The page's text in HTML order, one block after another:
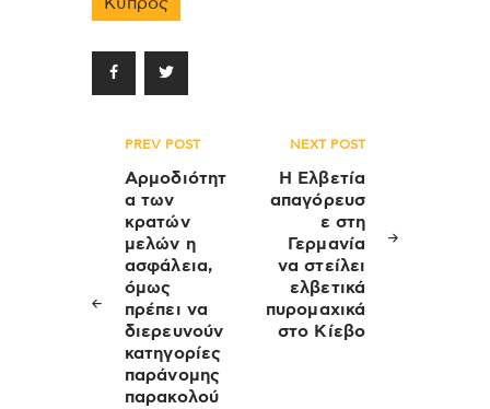
Πλοήγηση
άρθρων
PREV POST
Αρμοδιότητ
α των
κρατών
μελών η
ασφάλεια,
όμως
πρέπει να
διερευνούν
κατηγορίες
παράνομης
παρακολού
NEXT POST
Η Ελβετία
απαγόρευσ
ε στη
Γερμανία
να στείλει
ελβετικά
πυρομαχικά
στο Κίεβο